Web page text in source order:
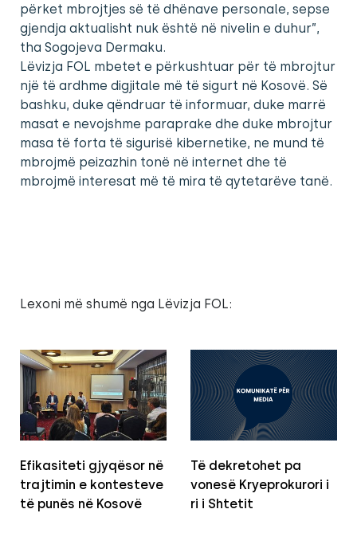
përket mbrojtjes së të dhënave personale, sepse
gjendja aktualisht nuk është në nivelin e duhur”,
tha Sogojeva Dermaku.
Lëvizja FOL mbetet e përkushtuar për të mbrojtur
një të ardhme digjitale më të sigurt në Kosovë. Së
bashku, duke qëndruar të informuar, duke marrë
masat e nevojshme paraprake dhe duke mbrojtur
masa të forta të sigurisë kibernetike, ne mund të
mbrojmë peizazhin tonë në internet dhe të
mbrojmë interesat më të mira të qytetarëve tanë.
Lexoni më shumë nga Lëvizja FOL:
Efikasiteti gjyqësor në
trajtimin e kontesteve
të punës në Kosovë
Të dekretohet pa
vonesë Kryeprokurori i
ri i Shtetit